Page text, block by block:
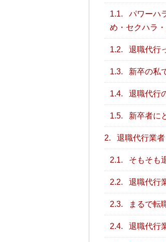
1.1.
パワーハ
め・セクハラ
1.2. 退職代行
1.3. 新卒の私
1.4. 退職代行
1.5. 新卒者に
2. 退職代行業
2.1. そもそも
2.2. 退職代行
2.3. まるで転
2.4. 退職代行